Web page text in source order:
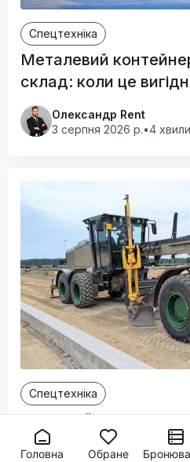
Спецтехніка
Металевий
склад: коли це
приміщення
Oлександр Rent
3 серпня 2026 р.•4
Спецтехніка
Автогрейдер для
які задачі він
Головна Обране